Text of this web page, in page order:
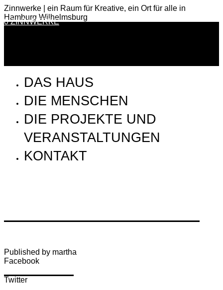
Zinnwerke | ein Raum für Kreative, ein Ort für alle in
Hamburg Wilhelmsburg
0 ZINNWERKE
DAS HAUS
DIE MENSCHEN
DIE PROJEKTE UND
VERANSTALTUNGEN
KONTAKT
Published by martha
Facebook
Twitter